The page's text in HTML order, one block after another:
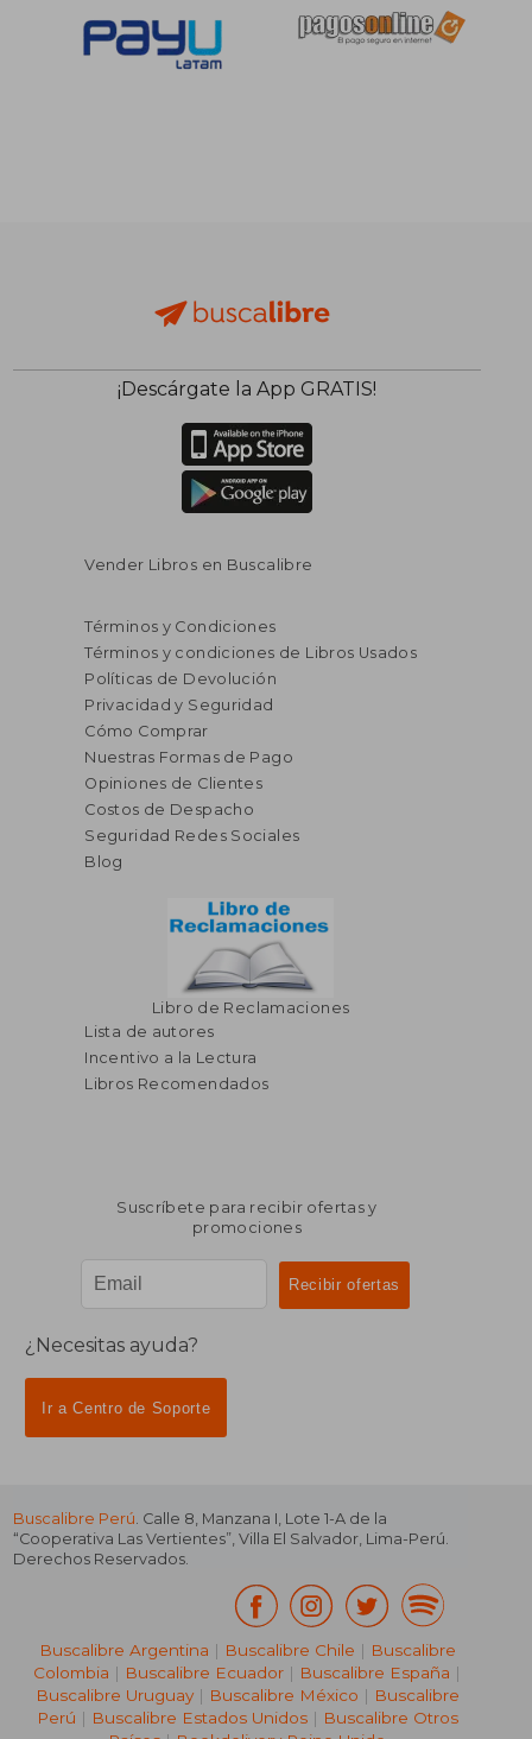
50%
dcto.
S/ 227,65
¡Descárgate la App GRATIS!
Vender Libros en Buscalibre
Términos y Condiciones
Términos y condiciones de Libros Usados
Políticas de Devolución
Privacidad y Seguridad
Cómo Comprar
Nuestras Formas de Pago
Opiniones de Clientes
Costos de Despacho
Seguridad Redes Sociales
Blog
Libro de Reclamaciones
Lista de autores
Incentivo a la Lectura
Libros Recomendados
Suscríbete para recibir ofertas y
promociones
¿Necesitas ayuda?
Ir a Centro de Soporte
Buscalibre Perú. Calle 8, Manzana I, Lote 1-A de la
“Cooperativa Las Vertientes”, Villa El Salvador, Lima-Perú.
Derechos Reservados.
Buscalibre Argentina | Buscalibre Chile | Buscalibre
Colombia | Buscalibre Ecuador | Buscalibre España |
Buscalibre Uruguay| Buscalibre México | Buscalibre
Perú | Buscalibre Estados Unidos| Buscalibre Otros